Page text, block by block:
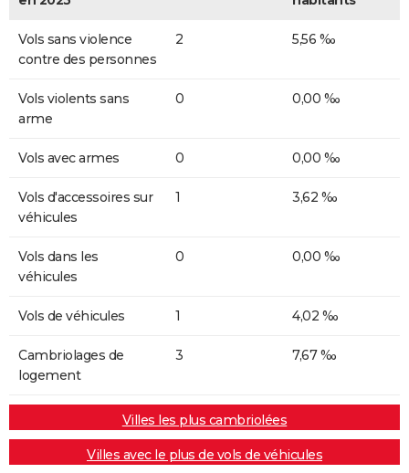
Vols sans violence
contre des personnes
2 5,56 ‰
Vols violents sans
arme
0 0,00 ‰
Vols avec armes 0 0,00 ‰
Vols d'accessoires sur
véhicules
1 3,62 ‰
Vols dans les
véhicules
0 0,00 ‰
Vols de véhicules 1 4,02 ‰
Cambriolages de
logement
3 7,67 ‰
Villes les plus cambriolées
Villes avec le plus de vols de véhicules